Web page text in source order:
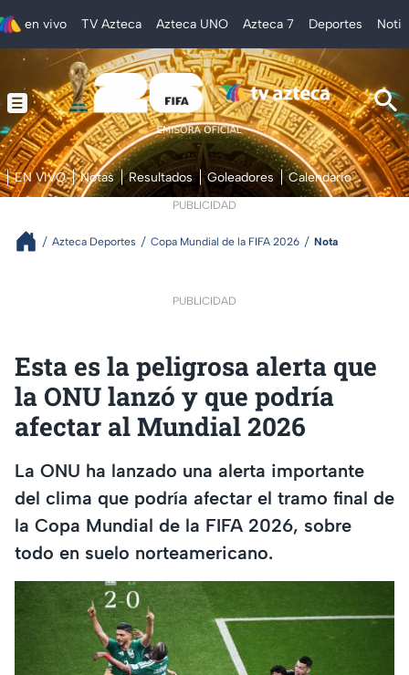
en vivo TV Azteca Azteca UNO Azteca 7 Deportes
EN VIVO Notas Resultados Goleadores Calendario
PUBLICIDAD
Azteca Deportes Copa Mundial de la FIFA 2026 Nota
PUBLICIDAD
Esta es la peligrosa alerta que
la ONU lanzó y que podría
afectar al Mundial 2026
La ONU ha lanzado una alerta importante
del clima que podría afectar el tramo final de
la Copa Mundial de la FIFA 2026, sobre
todo en suelo norteamericano.